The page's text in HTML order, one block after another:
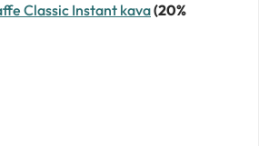
Classic Instant kava(20%